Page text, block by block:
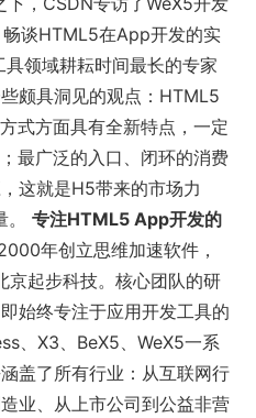
谈HTML5在App开发的实
领域耕耘时间最长的专家
颇具洞见的观点：HTML5
式方面具有全新特点，一定
最广泛的入口、闭环的消费
这就是H5带来的市场力
专注HTML5 App开发的
年创立思维加速软件，
起步科技。核心团队的研
始终专注于应用开发工具的
、X3、BeX5、WeX5一系
盖了所有行业：从互联网行
业、从上市公司到公益非营